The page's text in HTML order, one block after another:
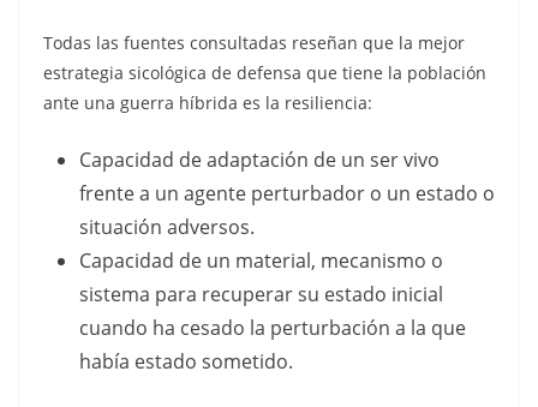
Todas las fuentes consultadas reseñan que la mejor
estrategia sicológica de defensa que tiene la población
ante una guerra híbrida es la resiliencia:
Capacidad de adaptación de un ser vivo
frente a un agente perturbador o un estado o
situación adversos.
Capacidad de un material, mecanismo o
sistema para recuperar su estado inicial
cuando ha cesado la perturbación a la que
había estado sometido.